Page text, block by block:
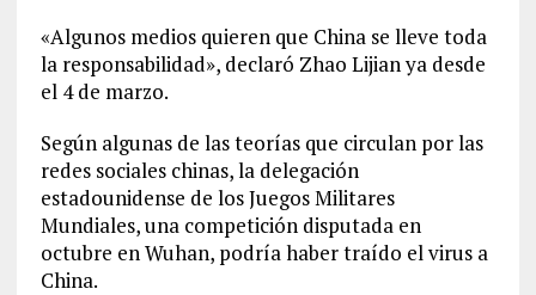
«Algunos medios quieren que China se lleve toda
la responsabilidad», declaró Zhao Lijian ya desde
el 4 de marzo.
Según algunas de las teorías que circulan por las
redes sociales chinas, la delegación
estadounidense de los Juegos Militares
Mundiales, una competición disputada en
octubre en Wuhan, podría haber traído el virus a
China.